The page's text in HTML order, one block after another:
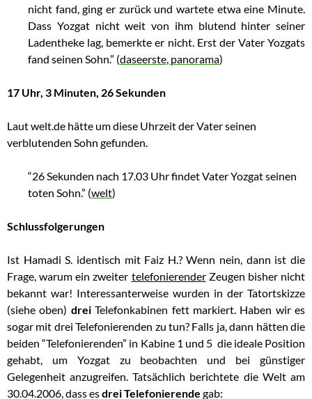
nicht fand, ging er zurück und wartete etwa eine Minute.
Dass Yozgat nicht weit von ihm blutend hinter seiner
Ladentheke lag, bemerkte er nicht. Erst der Vater Yozgats
fand seinen Sohn.” (daseerste, panorama)
17 Uhr, 3 Minuten, 26 Sekunden
Laut welt.de hätte um diese Uhrzeit der Vater seinen
verblutenden Sohn gefunden.
“26 Sekunden nach 17.03 Uhr findet Vater Yozgat seinen
toten Sohn.” (welt)
Schlussfolgerungen
Ist Hamadi S. identisch mit Faiz H.? Wenn nein, dann ist die
Frage, warum ein zweiter telefonierenderZeugen bisher nicht
bekannt war! Interessanterweise wurden in der Tatortskizze
(siehe oben) dreiTelefonkabinen fett markiert. Haben wir es
sogar mit drei Telefonierenden zu tun? Falls ja, dann hätten die
beiden “Telefonierenden” in Kabine 1 und 5 die ideale Position
gehabt, um Yozgat zu beobachten und bei günstiger
Gelegenheit anzugreifen. Tatsächlich berichtete die Welt am
30.04.2006, dass esdrei Telefonierende gab: